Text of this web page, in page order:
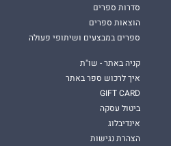
סדרות ספרים
הוצאות ספרים
ספרים במבצעים ושיתופי פעולה
קניה באתר - שו"ת
איך לרכוש ספר באתר
GIFT CARD
ביטול עסקה
אינדיבלוג
הצהרת נגישות